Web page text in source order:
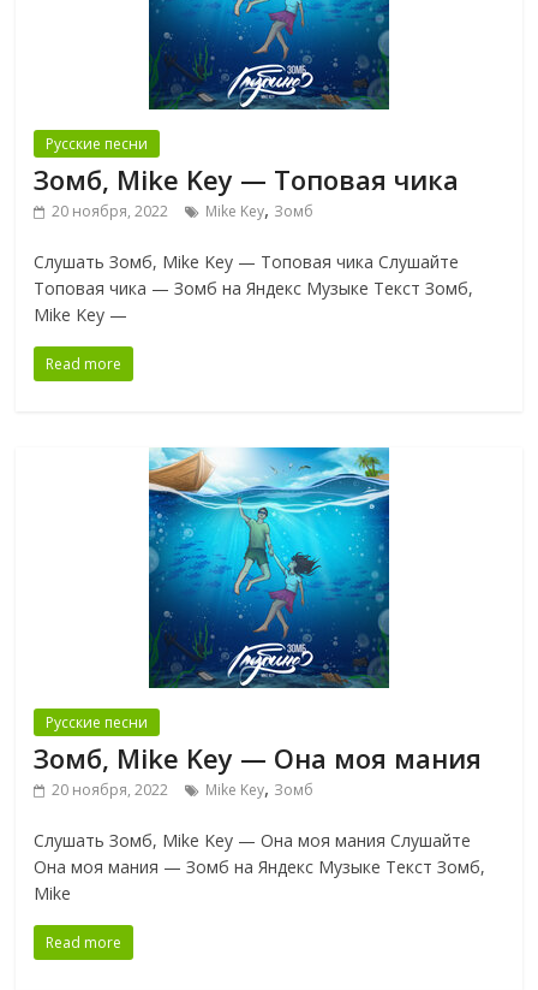
Русские песни
Зомб, Mike Key — Топовая чика
20 ноября, 2022 Mike Key, Зомб
Слушать Зомб, Mike Key — Топовая чика Слушайте
Топовая чика — Зомб на Яндекс Музыке Текст Зомб,
Mike Key —
Read more
Русские песни
Зомб, Mike Key — Она моя мания
20 ноября, 2022 Mike Key, Зомб
Слушать Зомб, Mike Key — Она моя мания Слушайте
Она моя мания — Зомб на Яндекс Музыке Текст Зомб,
Mike
Read more